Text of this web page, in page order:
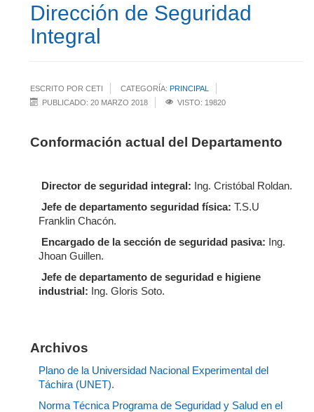
Dirección de Seguridad
Integral
ESCRITO POR CETI CATEGORÍA: PRINCIPAL
PUBLICADO: 20 MARZO 2018
VISTO: 19820
Conformación actual del Departamento
Director de seguridad integral:
Ing. Cristóbal Roldan.
Jefe de departamento seguridad física: T.S.U
Franklin Chacón.
Encargado de la sección de seguridad pasiva:
Ing.
Jhoan Guillen.
Jefe de departamento de seguridad e higiene
industrial:
Ing. Gloris Soto.
Archivos
Plano de la Universidad Nacional Experimental del
Táchira (UNET).
Norma Técnica Programa de Seguridad y Salud en el